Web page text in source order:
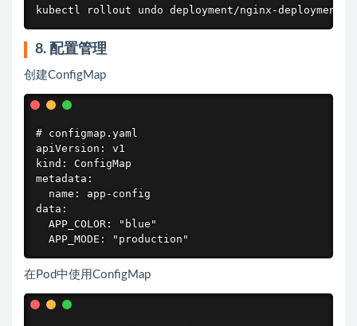
kubectl rollout undo deployment/nginx-deployment
8. 配置管理
创建ConfigMap
# configmap.yaml
apiVersion: v1
kind: ConfigMap
metadata:
  name: app-config
data:
  APP_COLOR: "blue"
  APP_MODE: "production"
在Pod中使用ConfigMap